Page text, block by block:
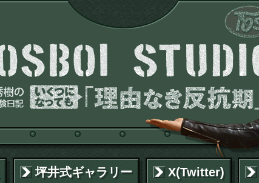
坪井式ギャラリー X(Twitter)